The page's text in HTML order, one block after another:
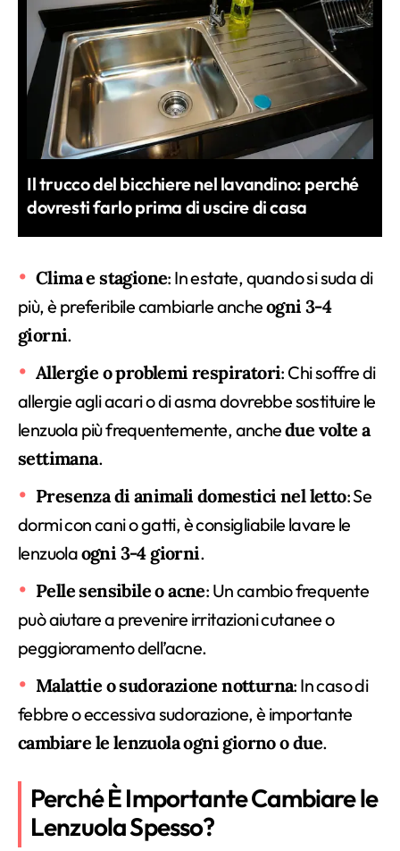
Il trucco del bicchiere nel lavandino: perché
dovresti farlo prima di uscire di casa
Clima e stagione: In estate, quando si suda di
più, è preferibile cambiarle ancheogni 3-4
giorni.
Allergie o problemi respiratori: Chi soffre di
allergie agli acari o di asma dovrebbe sostituire le
lenzuola più frequentemente, anchedue volte a
settimana.
Presenza di animali domestici nel letto: Se
dormi con cani o gatti, è consigliabile lavare le
lenzuolaogni 3-4 giorni.
Pelle sensibile o acne: Un cambio frequente
può aiutare a prevenire irritazioni cutanee o
peggioramento dell’acne.
Malattie o sudorazione notturna: In caso di
febbre o eccessiva sudorazione, è importante
cambiare le lenzuola ogni giorno o due.
Perché È Importante Cambiare le
Lenzuola Spesso?